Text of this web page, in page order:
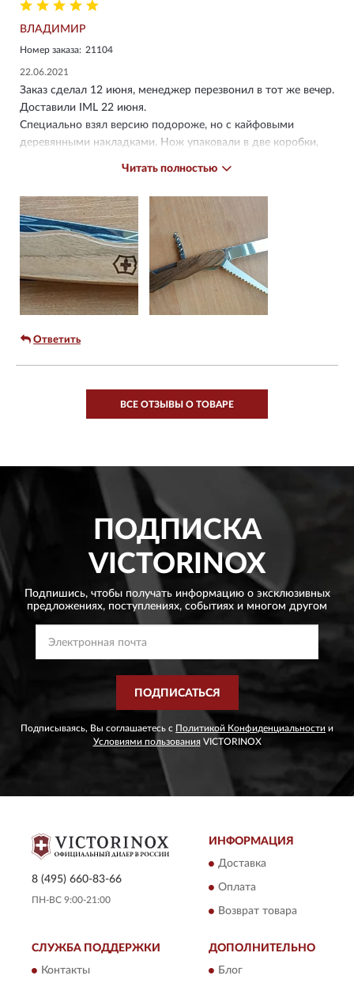
ВЛАДИМИР
Номер заказа: 21104
22.06.2021
Заказ сделал 12 июня, менеджер перезвонил в тот же вечер.
Доставили IML 22 июня.
Специально взял версию подороже, но с кайфовыми
деревянными накладками. Нож упаковали в две коробки,
ножом, инструкцией и товарным чеком.
Нож, относительно других виксов, достаточно большой,
основной клинок и открывашка для бутылок запираются
фиксаторами, остальные компоненты без фиксаторов.
Всё отлично заточено (по неловкости немедленно разрезал
шилом средний палец, открывайте его аккуратно).
Покупался как основной EDC-нож, посмотрим, как покажет
себя на практике. Пока покупкой доволен.
Читать полностью
Ответить
ВСЕ ОТЗЫВЫ О ТОВАРЕ
ПОДПИСКА
VICTORINOX
Подпишись, чтобы получать информацию о эксклюзивных
предложениях, поступлениях, событиях и многом другом
ПОДПИСАТЬСЯ
Подписываясь, Вы соглашаетесь с Политикой Конфиденциальности и
Условиями пользованияVICTORINOX
8 (495) 660-83-66
ПН-ВС 9:00-21:00
ИНФОРМАЦИЯ
Доставка
Оплата
Возврат товара
СЛУЖБА ПОДДЕРЖКИ
Контакты
ДОПОЛНИТЕЛЬНО
Блог